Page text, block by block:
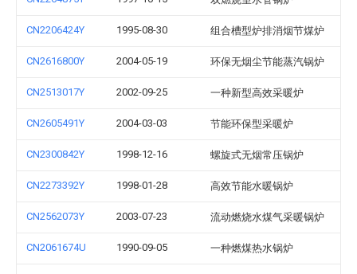
CN2206424Y 1995-08-30 组合槽型炉排消烟节煤炉
CN2616800Y 2004-05-19 环保无烟尘节能蒸汽锅炉
CN2513017Y 2002-09-25 一种新型高效采暖炉
CN2605491Y 2004-03-03 节能环保型采暖炉
CN2300842Y 1998-12-16 螺旋式无烟常压锅炉
CN2273392Y 1998-01-28 高效节能水暖锅炉
CN2562073Y 2003-07-23 流动燃烧水煤气采暖锅炉
CN2061674U 1990-09-05 一种燃煤热水锅炉